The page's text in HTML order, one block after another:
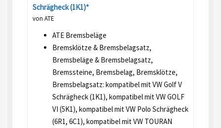
Schrägheck (1K1)*
von ATE
ATE Bremsbeläge
Bremsklötze & Bremsbelagsatz,
Bremsbeläge & Bremsbelagsatz,
Bremssteine, Bremsbelag, Bremsklötze,
Bremsbelagsatz: kompatibel mit VW Golf V
Schrägheck (1K1), kompatibel mit VW GOLF
VI (5K1), kompatibel mit VW Polo Schrägheck
(6R1, 6C1), kompatibel mit VW TOURAN